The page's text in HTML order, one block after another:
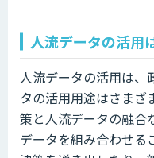
人流データの活用
人流データの活用は、
タの活用用途はさまざ
策と人流データの融合
データを組み合わせる